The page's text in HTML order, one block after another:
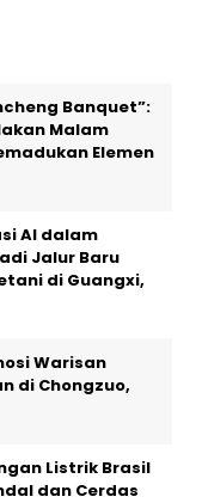
Banquet”:
Malam
Elemen
AI dalam
Jalur Baru
di Guangxi,
Warisan
di Chongzuo,
Listrik Brasil
dan Cerdas